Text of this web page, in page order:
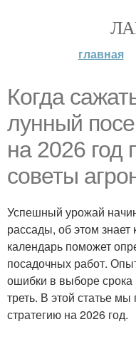
главная
Когда
лунный
на 2026 год
советы
Успешный урожай
рассады, об этом
календарь поможет
посадочных работ.
ошибки в выборе
треть. В этой статье
стратегию на 2026 год.